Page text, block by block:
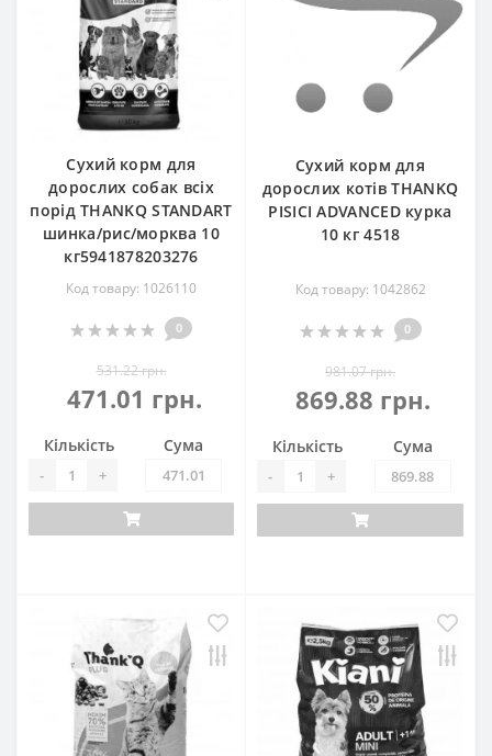
Сухий корм для
дорослих собак всіх
порід THANKQ STANDART
шинка/рис/морква 10
кг5941878203276
Код товару: 1026110
0
531.22 грн.
471.01 грн.
Кількість
- +
Сума
Сухий корм для
дорослих котів THANKQ
PISICI ADVANCED курка
10 кг 4518
Код товару: 1042862
0
981.07 грн.
869.88 грн.
Кількість
- +
Сума